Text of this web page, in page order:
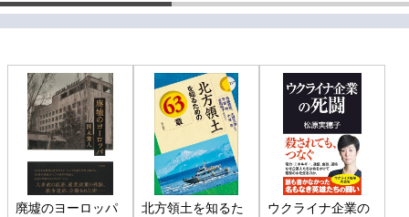
廃墟のヨーロッパ
北方領土を知るた
ウクライナ企業の